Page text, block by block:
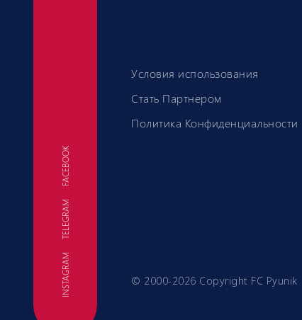
INSTAGRAM
TELEGRAM
FACEBOOK
Условия использования
Стать Партнером
Политика Конфиденциальности
© 2000-2026 Copyright FC Pyunik